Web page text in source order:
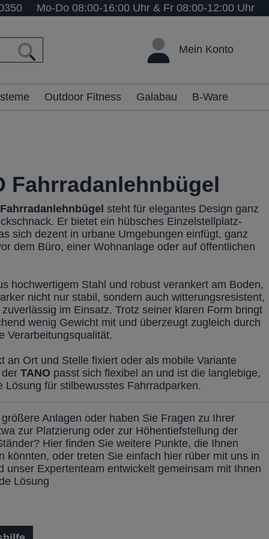
Mo-Do 08:00-16:00 Uhr & Fr 08:00-12:00 Uhr
Mein Konto
Outdoor Fitness Galabau B-Ware
Fahrradanlehnbügel
Fahrradanlehnbügel steht für elegantes Design ganz
Er bietet ein hübsches Einzelstellplatz-
sich dezent in urbane Umgebungen einfügt, ganz
dem Büro, einer Wohnanlage oder auf öffentlichen
hochwertigem Stahl und robust verankert am Boden,
nicht nur stabil, sondern auch witterungsresistent,
im Einsatz. Trotz seiner klaren Form bringt
wenig Gewicht mit und überzeugt zugleich durch
Verarbeitungsqualität.
an Ort und Stelle fixiert oder als mobile Variante
derTANO passt sich flexibel an und ist die langlebige,
Lösung für stilbewusstes Fahrradparken.
Anlagen oder haben Sie Fragen zu Ihrer
zur Platzierung oder zur Höhentiefstellung der
Hier finden Sie weitere Punkte, die Ihnen
könnten, oder treten Sie einfach hier rüber mit uns in
unser Expertenteam entwickelt gemeinsam mit Ihnen
Lösung